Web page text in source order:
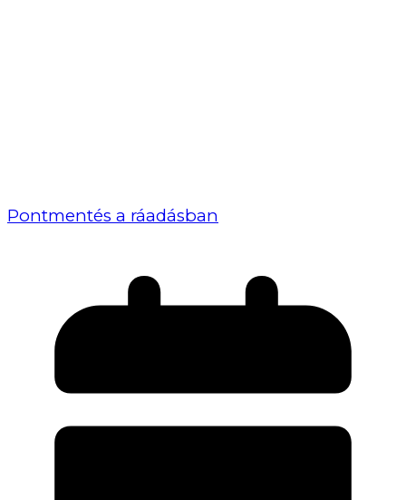
Pontmentés a ráadásban